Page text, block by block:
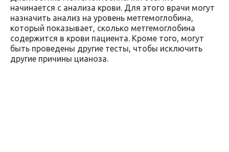
начинается с анализа крови. Для этого врачи могут
назначить анализ на уровень метгемоглобина,
который показывает, сколько метгемоглобина
содержится в крови пациента. Кроме того, могут
быть проведены другие тесты, чтобы исключить
другие причины цианоза.